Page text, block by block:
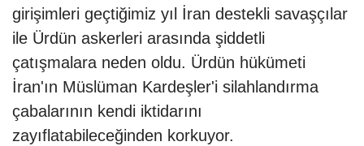
girişimleri geçtiğimiz yıl İran destekli savaşçılar
ile Ürdün askerleri arasında şiddetli
çatışmalara neden oldu. Ürdün hükümeti
İran'ın Müslüman Kardeşler'i silahlandırma
çabalarının kendi iktidarını
zayıflatabileceğinden korkuyor.